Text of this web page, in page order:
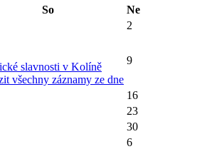
So
Ne
2
slavnosti v Kolíně
všechny záznamy ze dne
9
16
23
30
6